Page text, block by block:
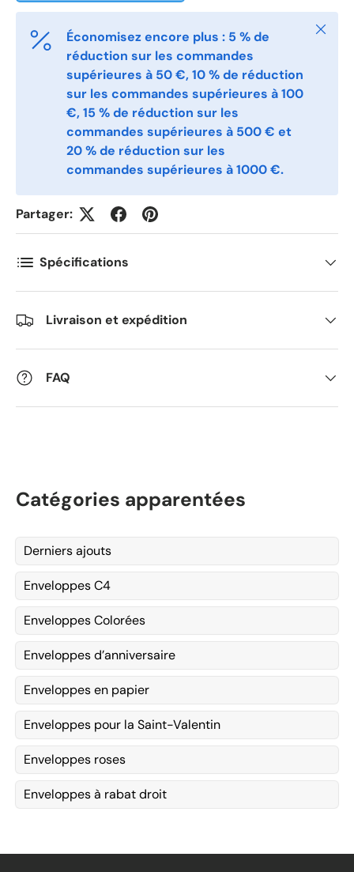
Postnummer
Antall *
Kommentarer
Économisez encore plus : 5 % de
réduction sur les commandes
supérieures à 50 €, 10 % de réduction
sur les commandes supérieures à 100
€, 15 % de réduction sur les
commandes supérieures à 500 € et
20 % de réduction sur les
commandes supérieures à 1000 €.
Fermer
Partager:
Spécifications
Livraison et expédition
FAQ
Catégories apparentées
Derniers ajouts
Enveloppes C4
Enveloppes Colorées
Enveloppes d’anniversaire
Enveloppes en papier
Enveloppes pour la Saint-Valentin
Enveloppes roses
Enveloppes à rabat droit